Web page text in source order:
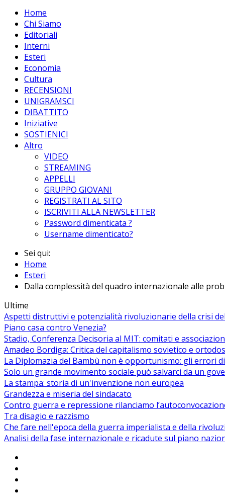
Home
Chi Siamo
Editoriali
Interni
Esteri
Economia
Cultura
RECENSIONI
UNIGRAMSCI
DIBATTITO
Iniziative
SOSTIENICI
Altro
VIDEO
STREAMING
APPELLI
GRUPPO GIOVANI
REGISTRATI AL SITO
ISCRIVITI ALLA NEWSLETTER
Password dimenticata ?
Username dimenticato?
Sei qui:
Home
Esteri
Dalla complessità del quadro internazionale alle
Ultime
Aspetti distruttivi e potenzialità rivoluzionarie della crisi
Piano casa contro Venezia?
Stadio, Conferenza Decisoria al MIT: comitati e
Amadeo Bordiga: Critica del capitalismo sovietico e
La Diplomazia del Bambù non è opportunismo: gli errori
Solo un grande movimento sociale può salvarci da un
La stampa: storia di un'invenzione non europea
Grandezza e miseria del sindacato
Contro guerra e repressione rilanciamo
Tra disagio e razzismo
Che fare nell'epoca della guerra imperialista e della
Analisi della fase internazionale e ricadute sul piano